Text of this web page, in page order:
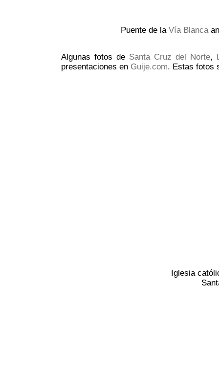
Puente de la Vía Blanca
Algunas fotos de Santa Cruz del Norte,
presentaciones en Guije.com. Estas fotos
Iglesia